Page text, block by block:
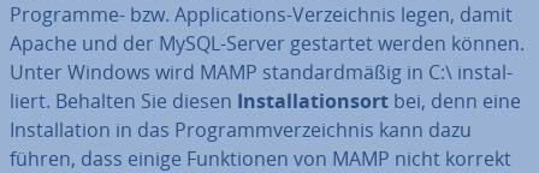
Programme- bzw. Ap­pli­ca­ti­ons-Ver­zeich­nis legen, damit
Apache und der MySQL-Server gestartet werden können.
Unter Windows wird MAMP stan­dard­mä­ßig in C:\ in­stal­
liert. Behalten Sie diesen In­stal­la­ti­ons­ort bei, denn eine
In­stal­la­ti­on in das Pro­gramm­ver­zeich­nis kann dazu
führen, dass einige Funk­tio­nen von MAMP nicht korrekt